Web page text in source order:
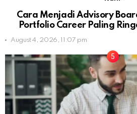
Cara Menjadi Advisory
Portfolio Career Paling
August 4, 2026, 11:07 pm